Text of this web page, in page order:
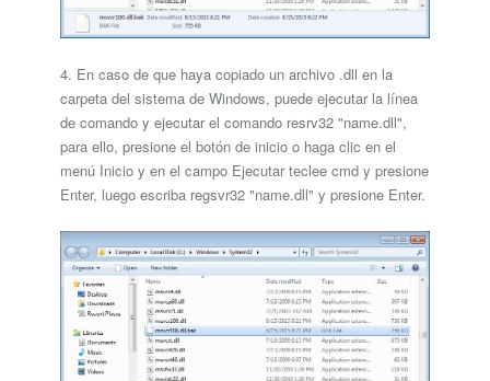
4. En caso de que haya copiado un archivo .dll en la
carpeta del sistema de Windows, puede ejecutar la línea
de comando y ejecutar el comando resrv32 "name.dll",
para ello, presione el botón de inicio o haga clic en el
menú Inicio y en el campo Ejecutar teclee cmd y presione
Enter, luego escriba regsvr32 "name.dll" y presione Enter.